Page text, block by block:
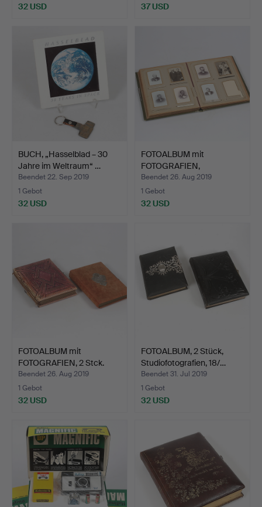
32 USD 37 USD
BUCH, „Hasselblad – 30
Jahre im Weltraum“ …
Beendet 22. Sep 2019
1 Gebot
32 USD
FOTOALBUM mit
FOTOGRAFIEN,
Jahrhundertwend…
Beendet 26. Aug 2019
1 Gebot
32 USD
FOTOALBUM mit
FOTOGRAFIEN, 2 Stck.
Jahrhun…
Beendet 26. Aug 2019
1 Gebot
32 USD
FOTOALBUM, 2 Stück,
Studiofotografien, 18/…
Beendet 31. Jul 2019
1 Gebot
32 USD